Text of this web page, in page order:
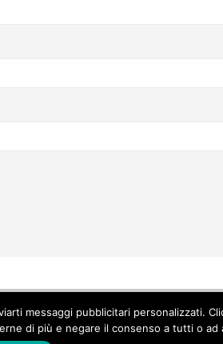
messaggi pubblicitari personalizzati.
di più e negare il consenso a tutti o ad